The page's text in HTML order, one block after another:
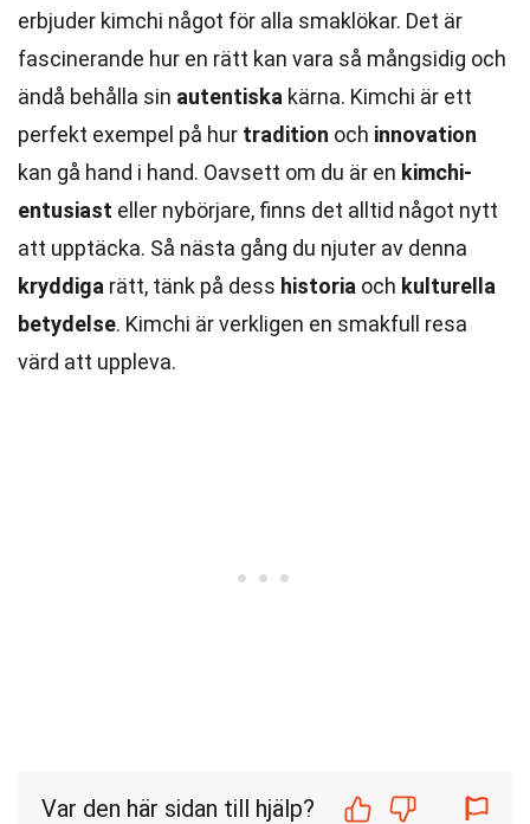
erbjuder kimchi något för alla smaklökar. Det är
fascinerande hur en rätt kan vara så mångsidig och
ändå behålla sin autentiska kärna. Kimchi är ett
perfekt exempel på hur tradition och innovation
kan gå hand i hand. Oavsett om du är en kimchi-
entusiast eller nybörjare, finns det alltid något nytt
att upptäcka. Så nästa gång du njuter av denna
kryddiga rätt, tänk på dess historia och kulturella
betydelse. Kimchi är verkligen en smakfull resa
värd att uppleva.
Var den här sidan till hjälp?